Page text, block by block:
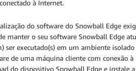
à Internet.
do software do Snowball Edge
manter o seu software Snowball Edge
ser executado(s) em um ambiente
de uma máquina cliente com conexão
do dispositivo Snowball Edge e instale